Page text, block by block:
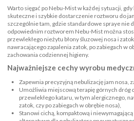
Warto sięgać po Nebu-Mist w każdej sytuacji,
skuteczne i szybkie dostarczenie roztworu do
szczególnie tam, gdzie standardowe spraye nie
odpowiednim roztworem Nebu-Mist można
przewlekłego nieżytu błony śluzowej nosa i
nawracającego zapalenia zatok, po zabiegach w
zachowania codziennej higieny.
Najważniejsze cechy wyrobu
Zapewnia precyzyjną nebulizację jam nosa,
Umożliwia miejscową terapię górnych dróg
przewlekłego kataru, w tym alergicznego,
zatok, czy po zabiegach w obrębie nosa),
Stanowi cichą, kompaktową i